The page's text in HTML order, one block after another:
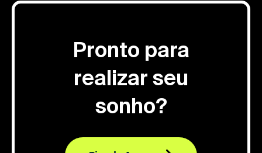
Pronto para
realizar seu
sonho?